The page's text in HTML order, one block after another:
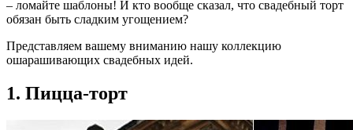
– ломайте шаблоны! И кто вообще сказал, что свадебный торт
обязан быть сладким угощением?
Представляем вашему вниманию нашу коллекцию
ошарашивающих свадебных идей.
1. Пицца-торт